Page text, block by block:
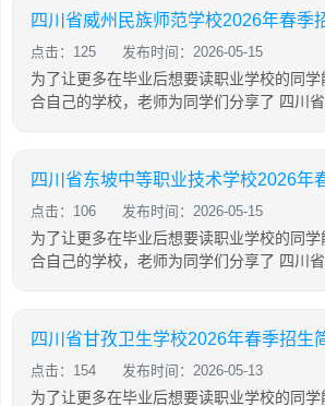
四川省威州民族师范学校2026年春季
点击：125 发布时间：2026-05-15
为了让更多在毕业后想要读职业学校的同
合自己的学校，老师为同学们分享了 四川
四川省东坡中等职业技术学校2026年
点击：106 发布时间：2026-05-15
为了让更多在毕业后想要读职业学校的同
合自己的学校，老师为同学们分享了 四川
四川省甘孜卫生学校2026年春季招生
点击：154 发布时间：2026-05-13
为了让更多在毕业后想要读职业学校的同